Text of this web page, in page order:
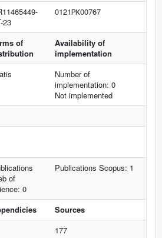
23
0121РК00767
of
Availability of
implementation
Number of
implementation: 0
Not implemented
of
0
Publications Scopus: 1
Sources
177